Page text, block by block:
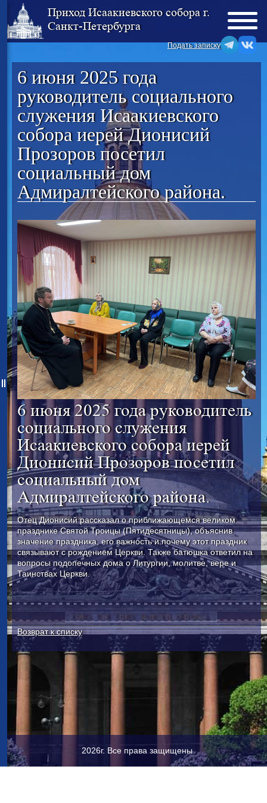
Приход Исаакиевского собора г.
Санкт-Петербурга
Подать записку
6 июня 2025 года
руководитель социального
служения Исаакиевского
собора иерей Дионисий
Прозоров посетил
социальный дом
Адмиралтейского района.
6 июня 2025 года руководитель
социального служения
Исаакиевского собора иерей
Дионисий Прозоров посетил
социальный дом
Адмиралтейского района.
Отец Дионисий рассказал о приближающемся великом
празднике Святой Троицы (Пятидесятницы), объяснив
значение праздника, его важность и почему этот праздник
связывают с рождением Церкви. Также батюшка ответил на
вопросы подопечных дома о Литургии, молитве, вере и
Таинствах Церкви.
Возврат к списку
2026г. Все права защищены